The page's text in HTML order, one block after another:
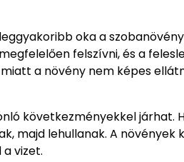
oka a
felszívni, és a
a növény nem képes
következményekkel
majd lehullanak. A
vizet.